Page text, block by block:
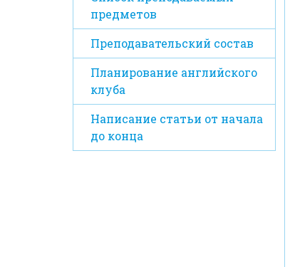
предметов
Преподавательский состав
Планирование английского
клуба
Написание статьи от начала
до конца